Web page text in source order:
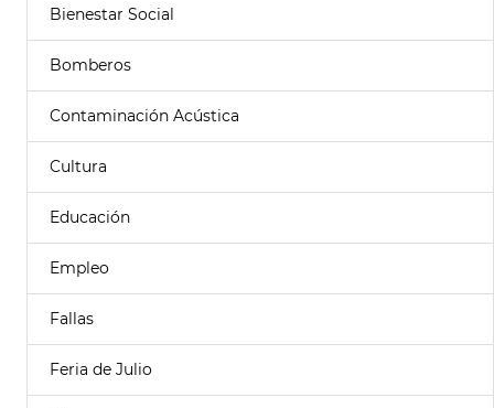
Bienestar Social
Bomberos
Contaminación Acústica
Cultura
Educación
Empleo
Fallas
Feria de Julio